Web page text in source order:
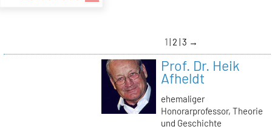
1 2 3 →
Prof. Dr. Heik
Afheldt
ehemaliger
Honorarprofessor, Theorie
und Geschichte